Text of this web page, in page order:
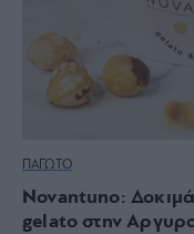
ΠΑΓΩΤΟ
Novantuno:
gelato στην